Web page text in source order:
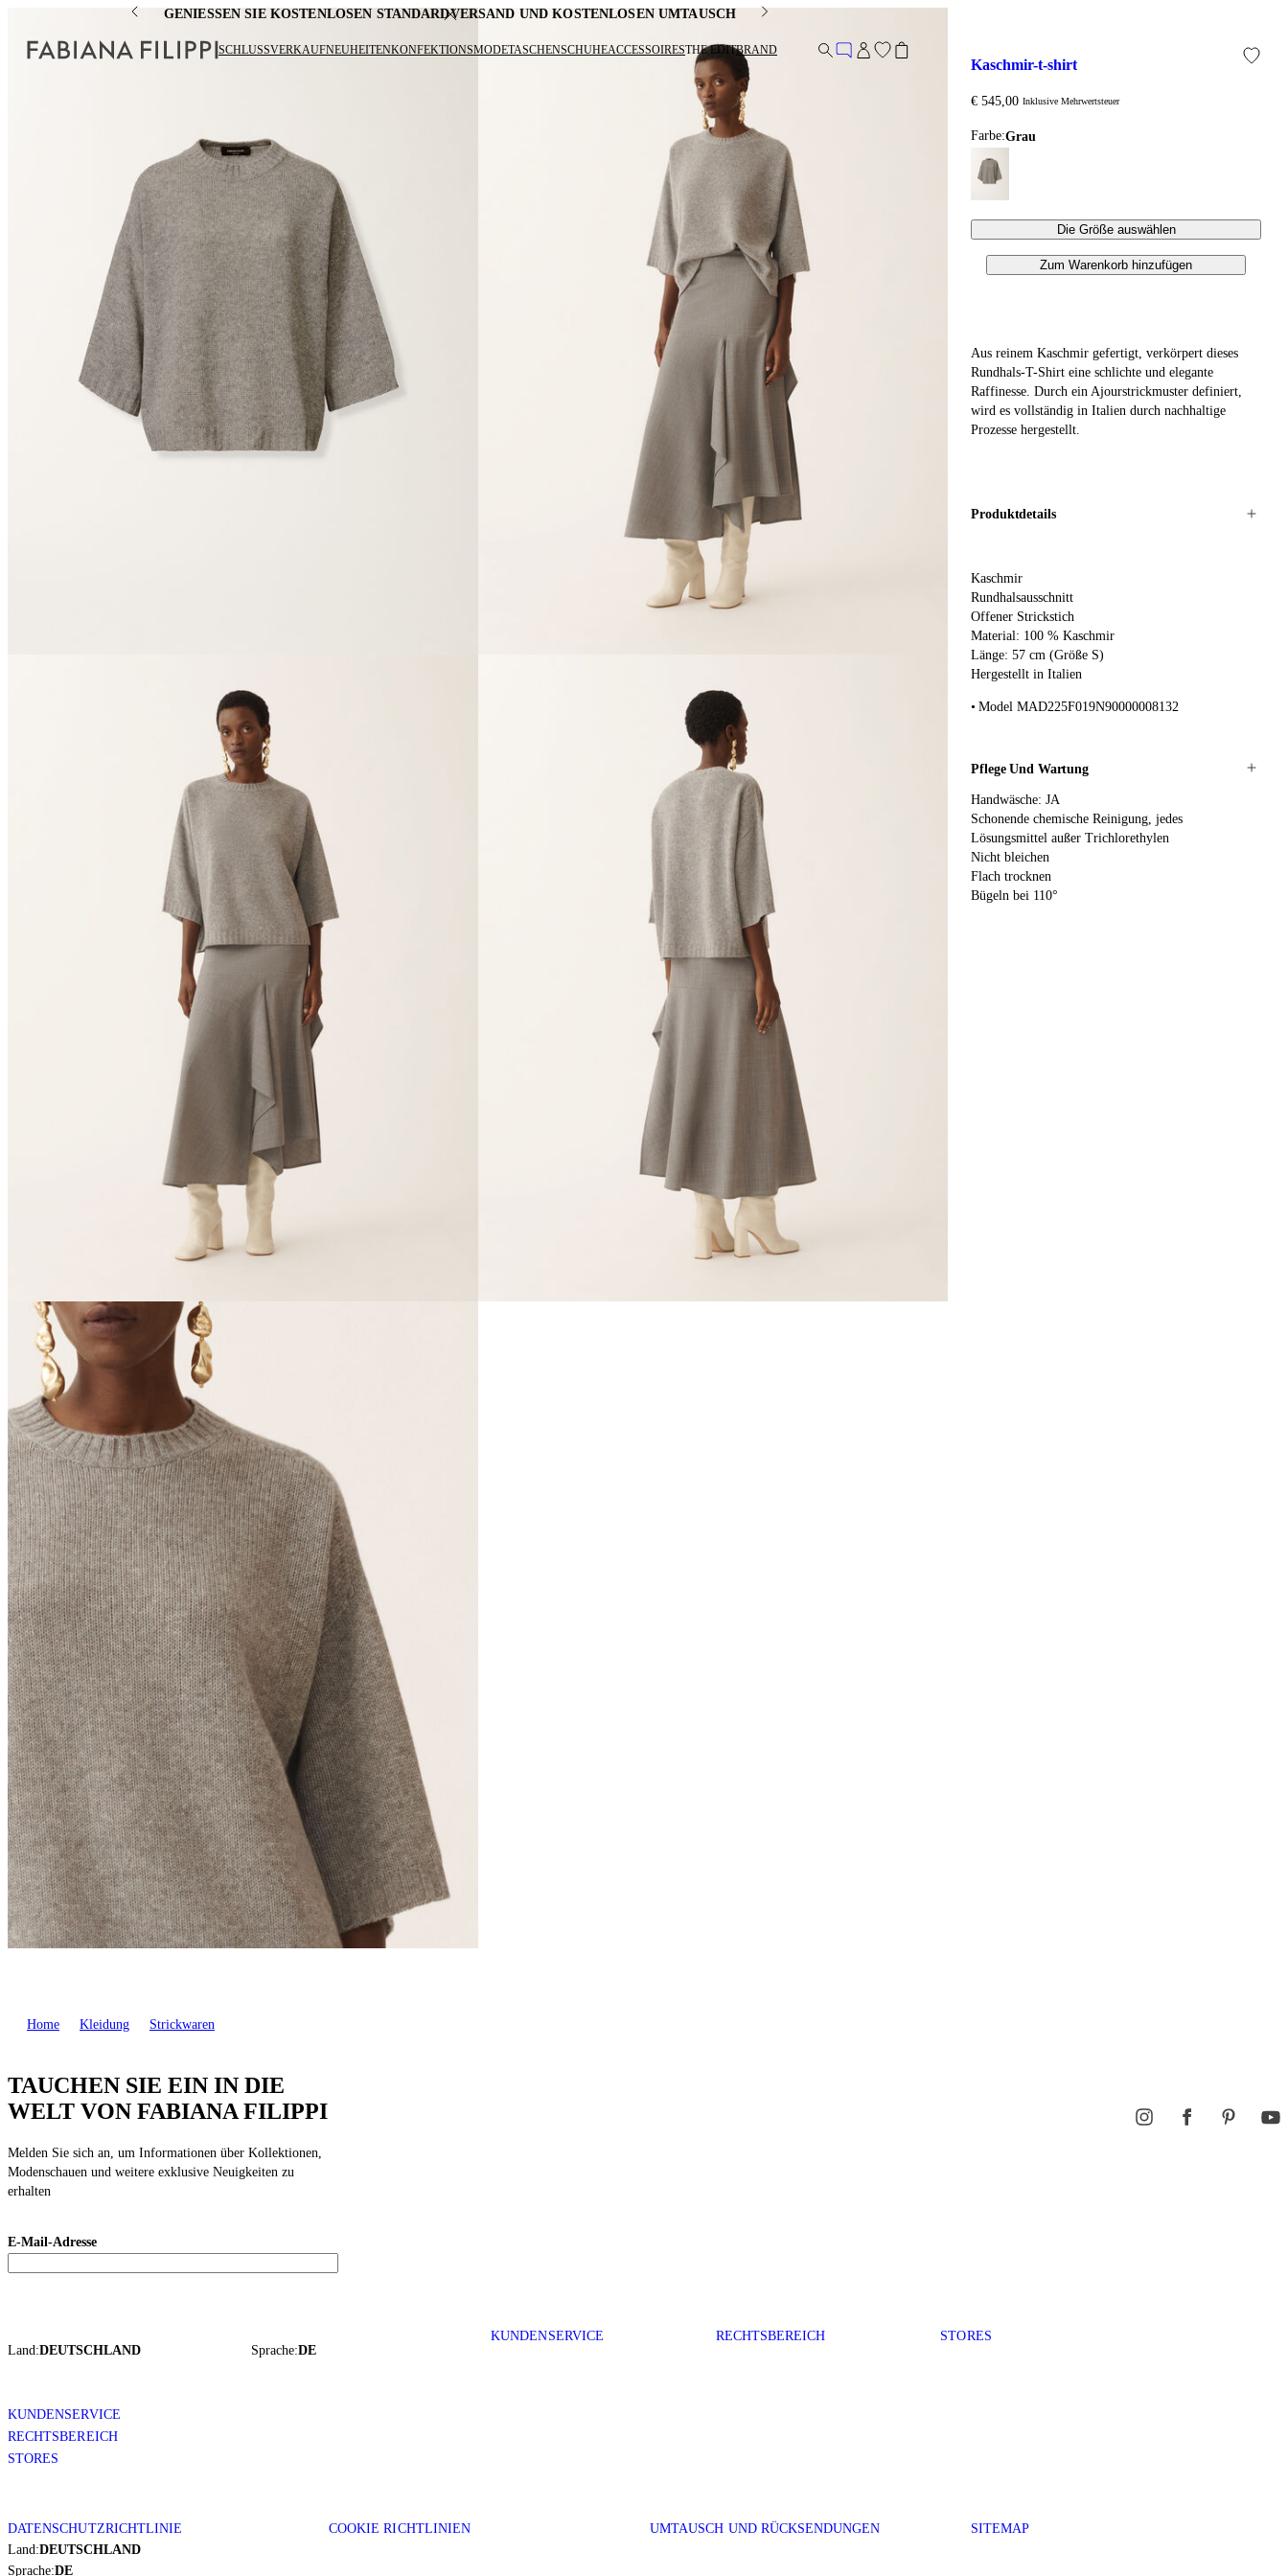
GENIESSEN SIE KOSTENLOSEN STANDARDVERSAND UND KOSTENLOSEN UMTAUSCH
SCHLUSSVERKAUFNEUHEITENKONFEKTIONSMODETASCHENSCHUHEACCESSOIRESTHE EDITBRAND
kaschmir-t-shirt
€ 545,00Inklusive Mehrwertsteuer
Farbe: grau
Die Größe auswählen
Zum Warenkorb hinzufügen
Aus reinem Kaschmir gefertigt, verkörpert dieses
Rundhals-T-Shirt eine schlichte und elegante
Raffinesse. Durch ein Ajourstrickmuster definiert,
wird es vollständig in Italien durch nachhaltige
Prozesse hergestellt.
Produktdetails
Kaschmir
Rundhalsausschnitt
Offener Strickstich
Material: 100 % Kaschmir
Länge: 57 cm (Größe S)
Hergestellt in Italien
Model MAD225F019N90000008132
Pflege Und Wartung
Handwäsche: JA
Schonende chemische Reinigung, jedes
Lösungsmittel außer Trichlorethylen
Nicht bleichen
Flach trocknen
Bügeln bei 110°
Home Kleidung Strickwaren
TAUCHEN SIE EIN IN DIE
WELT VON FABIANA FILIPPI
Melden Sie sich an, um Informationen über Kollektionen,
Modenschauen und weitere exklusive Neuigkeiten zu
erhalten
E-Mail-Adresse
Land:DEUTSCHLAND Sprache:DE
KUNDENSERVICE RECHTSBEREICH STORES
KUNDENSERVICE
RECHTSBEREICH
STORES
DATENSCHUTZRICHTLINIE COOKIE RICHTLINIEN UMTAUSCH UND RÜCKSENDUNGEN
SITEMAP
Land:DEUTSCHLAND
Sprache:DE